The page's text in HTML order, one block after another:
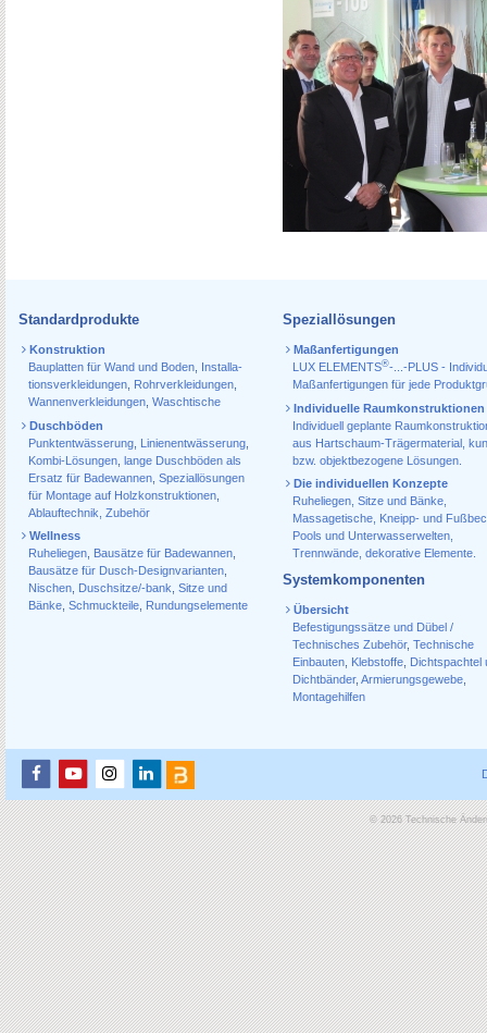
Standardprodukte
Konstruktion
Bauplatten für Wand und Boden Installa­
tions­verkleidungen Rohr­verkleidungen
Wannen­verkleidungen Waschtische
Duschböden
Punktentwässerung Linienentwässerung
Kombi-Lösungen lange Duschböden als
Ersatz für Badewannen Speziallösungen
für Montage auf Holzkonstruktionen
Ablauf­technik, Zubehör
Wellness
Ruheliegen
Bausätze für Badewannen
Bausätze für Dusch-Designvarianten
Nischen
Duschsitze/-bank Sitze und
Bänke Schmuckteile Rundungselemente
Speziallösungen
Maßanfertigungen
LUX ELEMENTS®-...-PLUS -
Maßanfertigungen für jede
Individuelle Raumkonstruktionen
Individuell geplante
aus Hartschaum-Trägermaterial,
bzw. objektbezogene Lösungen.
Die individuellen Konzepte
Ruheliegen, Sitze und Bänke,
Massagetische, Kneipp- und
Pools und Unterwasserwelten,
Trennwände, dekorative Elemente.
Systemkomponenten
Übersicht
Befestigungssätze und Dübel /
Technisches Zubehör, Technische
Einbauten, Klebstoffe,
Dichtspachtel
Dichtbänder, Armierungsgewebe,
Montagehilfen
© 2026 Technische